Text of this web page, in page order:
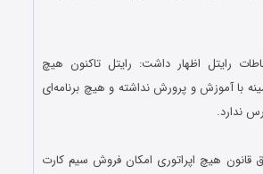
رایتل اظهار داشت: رایتل تاکنون هیچ
با آموزش و پرورش نداشته و هیچ برنامه‌ای
ندارد.
قانون هیچ اپراتوری امکان فروش سیم کارت